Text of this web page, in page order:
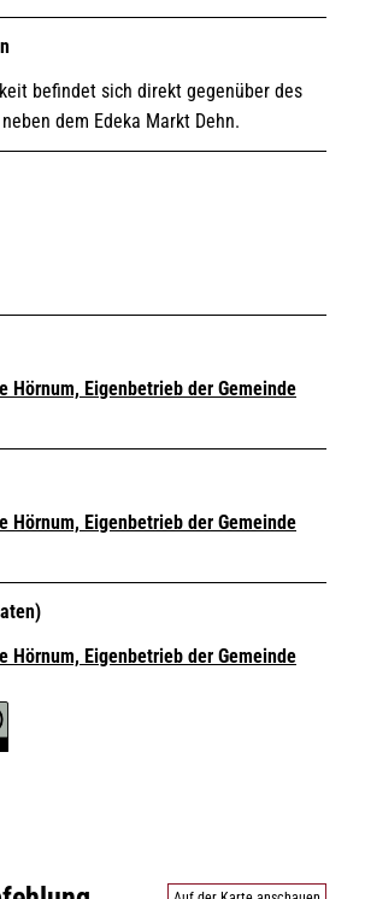
befindet sich direkt gegenüber des
dem Edeka Markt Dehn.
Hörnum, Eigenbetrieb der Gemeinde
Hörnum, Eigenbetrieb der Gemeinde
Hörnum, Eigenbetrieb der Gemeinde